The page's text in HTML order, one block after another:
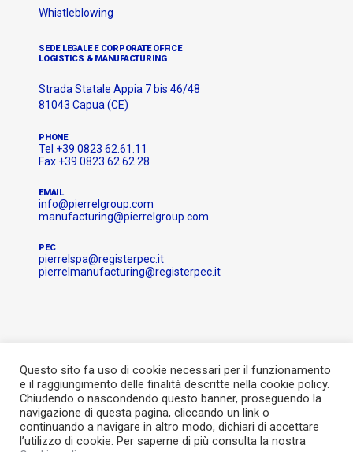
Whistleblowing
SEDE LEGALE E CORPORATE OFFICE
LOGISTICS & MANUFACTURING
Strada Statale Appia 7 bis 46/48
81043 Capua (CE)
PHONE
Tel +39 0823 62.61.11
Fax +39 0823 62.62.28
EMAIL
info@pierrelgroup.com
manufacturing@pierrelgroup.com
PEC
pierrelspa@registerpec.it
pierrelmanufacturing@registerpec.it
© Pierrel 2021, All rights reserved
Questo sito fa uso di cookie necessari per il funzionamento
e il raggiungimento delle finalità descritte nella cookie policy.
Chiudendo o nascondendo questo banner, proseguendo la
navigazione di questa pagina, cliccando un link o
continuando a navigare in altro modo, dichiari di accettare
l’utilizzo di cookie. Per saperne di più consulta la nostra